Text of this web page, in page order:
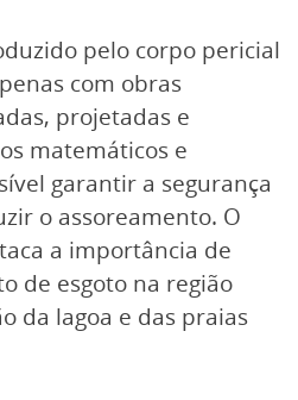
pelo corpo pericial
com obras
projetadas e
matemáticos e
garantir a segurança
o assoreamento. O
a importância de
de esgoto na região
da lagoa e das praias